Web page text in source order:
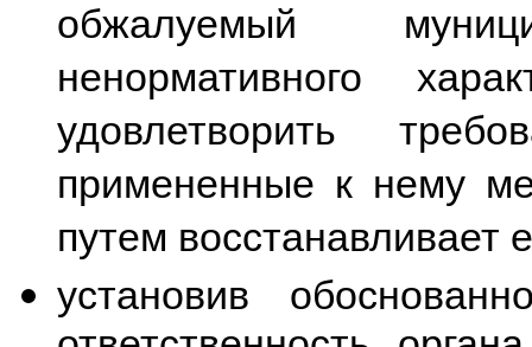
обжалуемый
ненормативного
удовлетворить
примененные к нему
путем
установив